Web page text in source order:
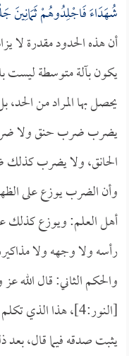
شُهَدَاءَ فَاجْلِدُوهُمْ ثَمَانِينَ
أن هذه الحدود مقدرة لا
يكون بآلة متوسطة ليست
يحصل بها المراد من
يضرب ضرب حنق ولا
الحانق، ولا يضرب
وأن الضرب يوزع على
أهل العلم: ويوزع كذلك
رأسه ولا وجهه ولا
والحكم الثاني: قال الله
[النور:4]، هذا
يثبت صدقه فيما قال،